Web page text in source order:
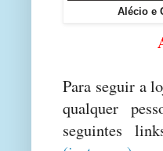
Alécio e
Para seguir a
qualquer
seguintes